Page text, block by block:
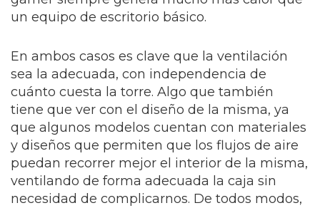
un equipo de escritorio básico.
En ambos casos es clave que la ventilación
sea la adecuada, con independencia de
cuánto cuesta la torre. Algo que también
tiene que ver con el diseño de la misma, ya
que algunos modelos cuentan con materiales
y diseños que permiten que los flujos de aire
puedan recorrer mejor el interior de la misma,
ventilando de forma adecuada la caja sin
necesidad de complicarnos. De todos modos,